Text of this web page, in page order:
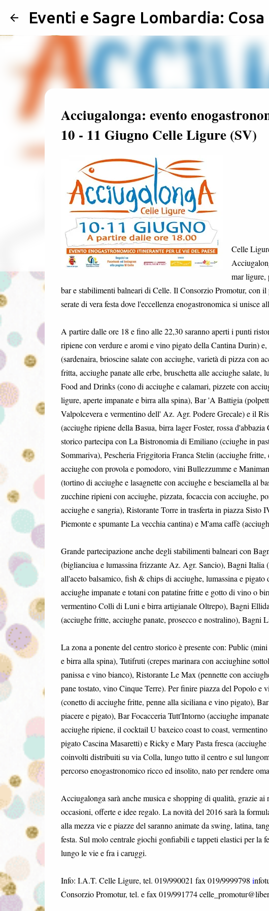
Eventi e Sagre Lombardia:
Acciugalonga: evento
10 - 11 Giugno Celle Ligure (SV)
Celle
mar ligure,
bar e stabilimenti balneari di Celle. Il Consorzio Promotur, con
serate di vera festa dove l'eccellenza enogastronomica si unisce
A partire dalle ore 18 e fino alle 22,30 saranno aperti i punti
ripiene con verdure e aromi e vino pigato della Cantina Durin)
(sardenaira, brioscine salate con acciughe, varietà di pizza con
fritta, acciughe panate alle erbe, bruschetta alle acciughe
Food and Drinks (cono di acciughe e calamari, pizzete con
ligure, aperte impanate e birra alla spina), Bar 'A Battigia
Valpolcevera e vermentino dell' Az. Agr. Podere Grecale) e il
(acciughe ripiene della Basua, birra lager Foster, rossa
storico partecipa con La Bistronomia di Emiliano (cciughe in
Sommariva), Pescheria Friggitoria Franca Stelin (acciughe
acciughe con provola e pomodoro, vini Bullezzumme e
(tortino di acciughe e lasagnette con acciughe e besciamella al
zucchine ripieni con acciughe, pizzata, focaccia con acciughe,
acciughe e sangria), Ristorante Torre in trasferta in piazza
Piemonte e spumante La vecchia cantina) e M'ama caffè
Grande partecipazione anche degli stabilimenti balneari con
(biglianciua e lumassina frizzante Az. Agr. Sancio), Bagni Italia
all'aceto balsamico, fish & chips di acciughe, lumassina e
acciughe impanate e totani con patatine fritte e gotto di vino o
vermentino Colli di Luni e birra artigianale Oltrepo), Bagni
(acciughe fritte, acciughe panate, prosecco e nostralino), Bagni
La zona a ponente del centro storico è presente con: Public
e birra alla spina), Tutifruti (crepes marinara con acciughine
panissa e vino bianco), Ristorante Le Max (pennette con
pane tostato, vino Cinque Terre). Per finire piazza del Popolo e
(conetto di acciughe fritte, penne alla siciliana e vino pigato),
piacere e pigato), Bar Focacceria Tutt'Intorno (acciughe
acciughe ripiene, il cocktail U baxeico coast to coast,
pigato Cascina Masaretti) e Ricky e Mary Pasta fresca
coinvolti distribuiti su via Colla, lungo tutto il centro e sul
percorso enogastronomico ricco ed insolito, nato per rendere
Acciugalonga sarà anche musica e shopping di qualità, grazie
occasioni, offerte e idee regalo. La novità del 2016 sarà la
alla mezza vie e piazze del saranno animate da swing, latina,
festa. Sul molo centrale giochi gonfiabili e tappeti elastici per la
lungo le vie e fra i caruggi.
Info: I.A.T. Celle Ligure, tel. 019/990021 fax 019/9999798 i
Consorzio Promotur, tel. e fax 019/991774